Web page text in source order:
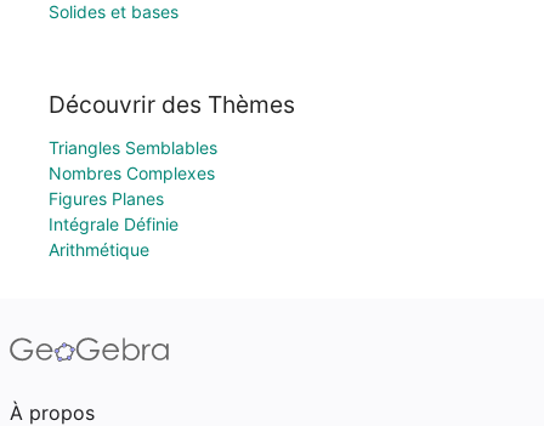
Solides et bases
Découvrir des Thèmes
Triangles Semblables
Nombres Complexes
Figures Planes
Intégrale Définie
Arithmétique
À propos